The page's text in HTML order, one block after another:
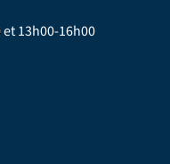
13h00-16h00